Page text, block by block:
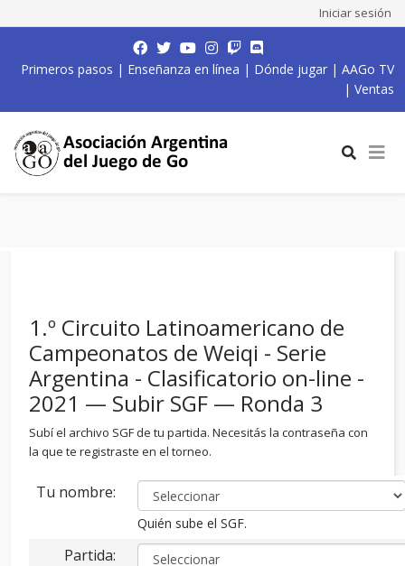
Iniciar sesión
Primeros pasos | Enseñanza en línea | Dónde jugar | AAGo TV
| Ventas
1.º Circuito Latinoamericano de
Campeonatos de Weiqi - Serie
Argentina - Clasificatorio on-line -
2021 — Subir SGF — Ronda 3
Subí el archivo SGF de tu partida. Necesitás la contraseña con
la que te registraste en el torneo.
Tu nombre:
Quién sube el SGF.
Partida: